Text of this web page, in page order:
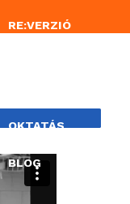
RE:VERZIÓ
OKTATÁS
BLOG